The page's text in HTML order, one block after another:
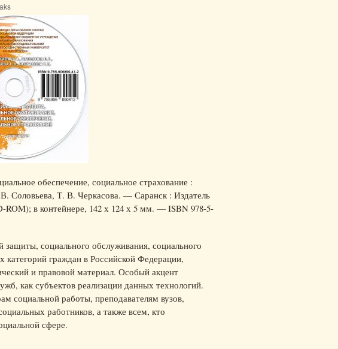
обеспечение, социальное страхование :
Соловьева, Т. В. Черкасова. — Саранск : Издатель
в контейнере, 142 х 124 х 5 мм. — ISBN 978-5-
социального обслуживания, социального
категорий граждан в Российской Федерации,
и правовой материал. Особый акцент
как субъектов реализации данных технологий.
социальной работы, преподавателям вузов,
работников, а также всем, кто
сфере.